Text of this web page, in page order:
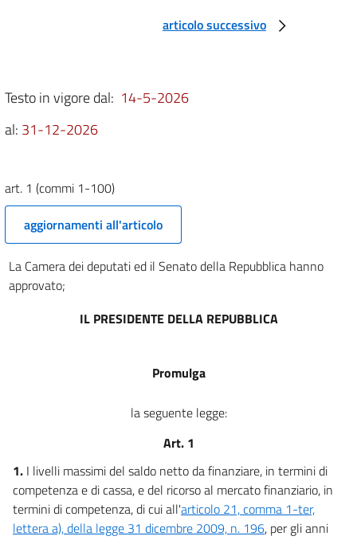
1 (commi 801-900)
1 (commi 901-1000)
Sezione II
Approvazione degli stati di previsione
2
3
4
11
12
13
articolo successivo
Testo in vigore dal: 14-5-2026
al: 31-12-2026
art. 1 (commi 1-100)
aggiornamenti all'articolo
La Camera dei deputati ed il Senato della Repubblica hanno
approvato;
IL PRESIDENTE DELLA REPUBBLICA
Promulga
la seguente legge:
Art. 1
1. I livelli massimi del saldo netto da finanziare, in termini di
competenza e di cassa, e del ricorso al mercato finanziario, in
termini di competenza, di cui all'articolo 21, comma 1-ter,
lettera a), della legge 31 dicembre 2009, n. 196, per gli anni